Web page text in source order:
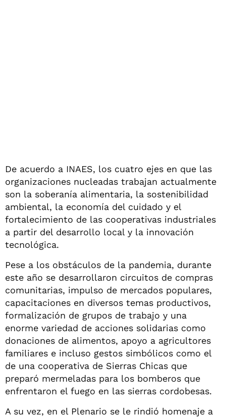
De acuerdo a INAES, los cuatro ejes en que las
organizaciones nucleadas trabajan actualmente
son la soberanía alimentaria, la sostenibilidad
ambiental, la economía del cuidado y el
fortalecimiento de las cooperativas industriales
a partir del desarrollo local y la innovación
tecnológica.
Pese a los obstáculos de la pandemia, durante
este año se desarrollaron circuitos de compras
comunitarias, impulso de mercados populares,
capacitaciones en diversos temas productivos,
formalización de grupos de trabajo y una
enorme variedad de acciones solidarias como
donaciones de alimentos, apoyo a agricultores
familiares e incluso gestos simbólicos como el
de una cooperativa de Sierras Chicas que
preparó mermeladas para los bomberos que
enfrentaron el fuego en las sierras cordobesas.
A su vez, en el Plenario se le rindió homenaje a